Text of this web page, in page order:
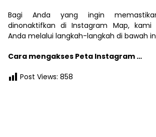
Bagi Anda yang ingin
dinonaktifkan di Instagram Map, kami
Anda melalui langkah-langkah di bawah
Cara mengakses Peta Instagram …
Post Views: 858